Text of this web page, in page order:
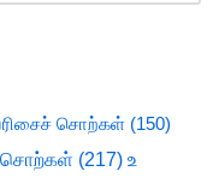
சொற்கள் (150)
சொற்கள் (217) உ